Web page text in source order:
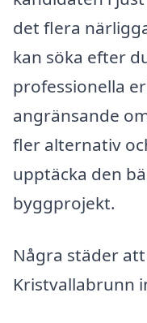
det flera
kan söka efter
professionella
angränsande
fler alternativ
upptäcka den
byggprojekt.
Några städer
Kristvallabrunn